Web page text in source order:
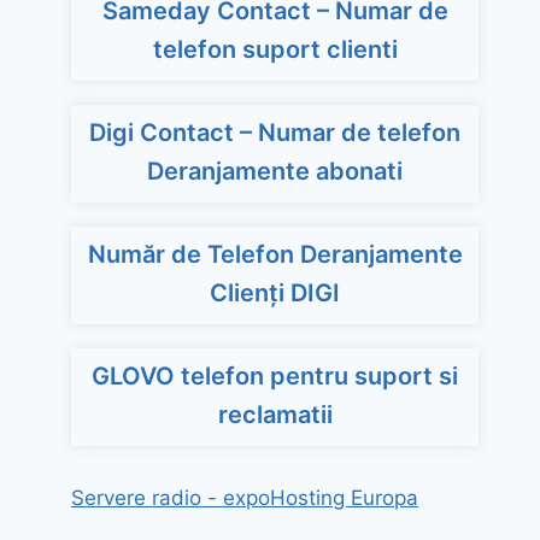
Sameday Contact – Numar de
telefon suport clienti
Digi Contact – Numar de telefon
Deranjamente abonati
Număr de Telefon Deranjamente
Clienți DIGI
GLOVO telefon pentru suport si
reclamatii
Servere radio - expoHosting Europa